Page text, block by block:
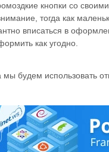
кнопки со
тогда как
вписаться в
как угодно.
мы будем использовать